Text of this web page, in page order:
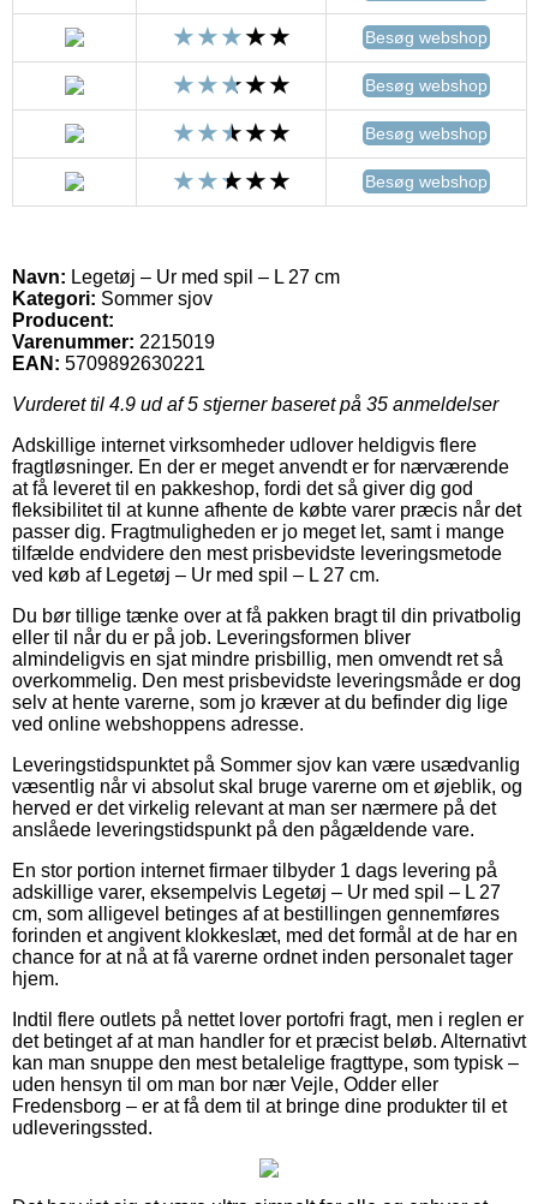
Besøg webshop
Besøg webshop
Besøg webshop
Besøg webshop
Navn: Legetøj – Ur med spil – L 27 cm
Kategori: Sommer sjov
Producent:
Varenummer: 2215019
EAN: 5709892630221
Vurderet til 4.9 ud af 5 stjerner baseret på 35 anmeldelser
Adskillige internet virksomheder udlover heldigvis flere
fragtløsninger. En der er meget anvendt er for nærværende
at få leveret til en pakkeshop, fordi det så giver dig god
fleksibilitet til at kunne afhente de købte varer præcis når det
passer dig. Fragtmuligheden er jo meget let, samt i mange
tilfælde endvidere den mest prisbevidste leveringsmetode
ved køb af Legetøj – Ur med spil – L 27 cm.
Du bør tillige tænke over at få pakken bragt til din privatbolig
eller til når du er på job. Leveringsformen bliver
almindeligvis en sjat mindre prisbillig, men omvendt ret så
overkommelig. Den mest prisbevidste leveringsmåde er dog
selv at hente varerne, som jo kræver at du befinder dig lige
ved online webshoppens adresse.
Leveringstidspunktet på Sommer sjov kan være usædvanlig
væsentlig når vi absolut skal bruge varerne om et øjeblik, og
herved er det virkelig relevant at man ser nærmere på det
anslåede leveringstidspunkt på den pågældende vare.
En stor portion internet firmaer tilbyder 1 dags levering på
adskillige varer, eksempelvis Legetøj – Ur med spil – L 27
cm, som alligevel betinges af at bestillingen gennemføres
forinden et angivent klokkeslæt, med det formål at de har en
chance for at nå at få varerne ordnet inden personalet tager
hjem.
Indtil flere outlets på nettet lover portofri fragt, men i reglen er
det betinget af at man handler for et præcist beløb. Alternativt
kan man snuppe den mest betalelige fragttype, som typisk –
uden hensyn til om man bor nær Vejle, Odder eller
Fredensborg – er at få dem til at bringe dine produkter til et
udleveringssted.